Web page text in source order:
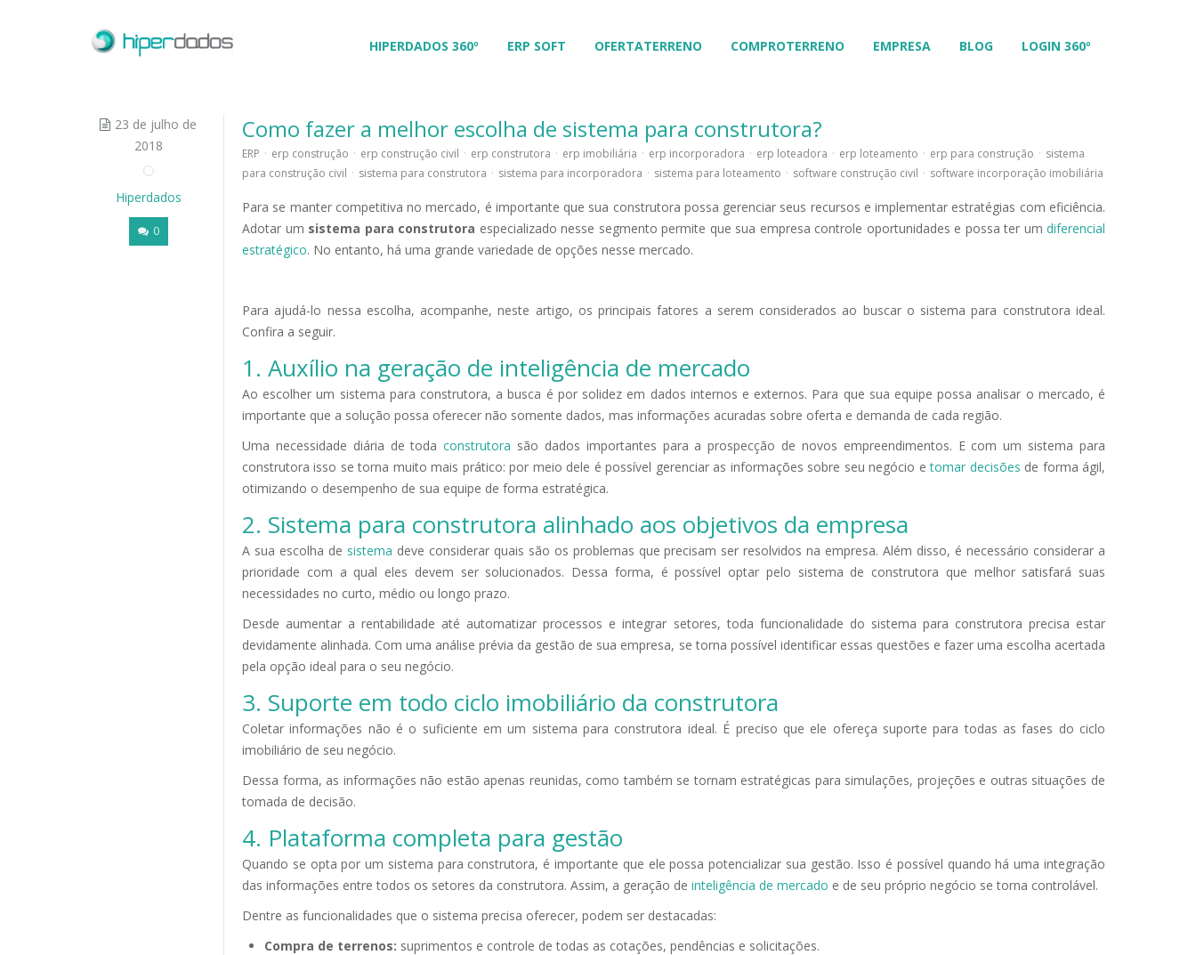
HIPERDADOS 360º ERP SOFT OFERTATERRENO COMPROTERRENO EMPRESA BLOG LOGIN 360º
23 de julho de
2018
Hiperdados
0
Como fazer a melhor escolha de sistema para construtora?
ERP · erp construção · erp construção civil · erp construtora · erp imobiliária · erp incorporadora · erp loteadora · erp loteamento · erp para construção · sistema
para construção civil · sistema para construtora · sistema para incorporadora · sistema para loteamento · software construção civil · software incorporação imobiliária
Para se manter competitiva no mercado, é importante que sua construtora possa gerenciar seus recursos e implementar estratégias com eficiência.
Adotar um sistema para construtora especializado nesse segmento permite que sua empresa controle oportunidades e possa ter um diferencial
estratégico. No entanto, há uma grande variedade de opções nesse mercado.
Para ajudá-lo nessa escolha, acompanhe, neste artigo, os principais fatores a serem considerados ao buscar o sistema para construtora ideal.
Confira a seguir.
1. Auxílio na geração de inteligência de mercado
Ao escolher um sistema para construtora, a busca é por solidez em dados internos e externos. Para que sua equipe possa analisar o mercado, é
importante que a solução possa oferecer não somente dados, mas informações acuradas sobre oferta e demanda de cada região.
Uma necessidade diária de todaconstrutora são dados importantes para a prospecção de novos empreendimentos. E com um sistema para
construtora isso se torna muito mais prático: por meio dele é possível gerenciar as informações sobre seu negócio etomar decisões de forma ágil,
otimizando o desempenho de sua equipe de forma estratégica.
2. Sistema para construtora alinhado aos objetivos da empresa
A sua escolha de sistema deve considerar quais são os problemas que precisam ser resolvidos na empresa. Além disso, é necessário considerar a
prioridade com a qual eles devem ser solucionados. Dessa forma, é possível optar pelo sistema de construtora que melhor satisfará suas
necessidades no curto, médio ou longo prazo.
Desde aumentar a rentabilidade até automatizar processos e integrar setores, toda funcionalidade do sistema para construtora precisa estar
devidamente alinhada. Com uma análise prévia da gestão de sua empresa, se torna possível identificar essas questões e fazer uma escolha acertada
pela opção ideal para o seu negócio.
3. Suporte em todo ciclo imobiliário da construtora
Coletar informações não é o suficiente em um sistema para construtora ideal. É preciso que ele ofereça suporte para todas as fases do ciclo
imobiliário de seu negócio.
Dessa forma, as informações não estão apenas reunidas, como também se tornam estratégicas para simulações, projeções e outras situações de
tomada de decisão.
4. Plataforma completa para gestão
Quando se opta por um sistema para construtora, é importante que ele possa potencializar sua gestão. Isso é possível quando há uma integração
das informações entre todos os setores da construtora. Assim, a geração de inteligência de mercado e de seu próprio negócio se torna controlável.
Dentre as funcionalidades que o sistema precisa oferecer, podem ser destacadas:
Compra de terrenos: suprimentos e controle de todas as cotações, pendências e solicitações.